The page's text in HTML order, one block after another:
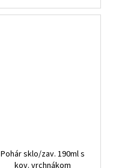
Pohár sklo/zav. 190ml s